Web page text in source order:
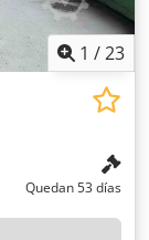
1 /23
Quedan 53 días